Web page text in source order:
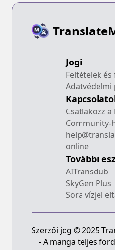
Jogi
Feltételek
Adatvédelmi
Csatlakozz a
Community-
online
További
AITransdub
SkyGen Plus
Sora vízjel
Szerzői jog © 2025
- A manga teljes